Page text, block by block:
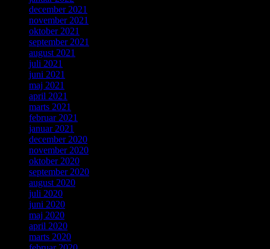
december 2021
november 2021
oktober 2021
september 2021
august 2021
juli 2021
juni 2021
maj 2021
april 2021
marts 2021
februar 2021
januar 2021
december 2020
november 2020
oktober 2020
september 2020
august 2020
juli 2020
juni 2020
maj 2020
april 2020
marts 2020